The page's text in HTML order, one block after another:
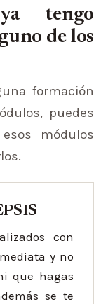
tengo
de los
formación
puedes
módulos
con
y no
que hagas
se te